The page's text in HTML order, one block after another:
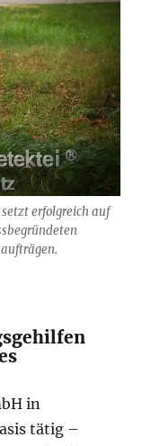
erfolgreich auf
in
tätig –